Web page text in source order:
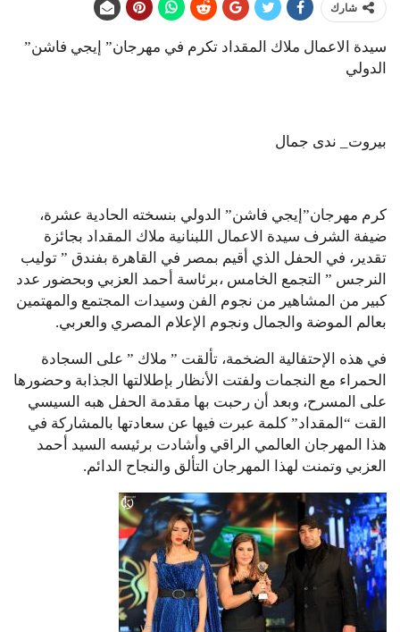
شارك
سيدة الاعمال ملاك المقداد تكرم في مهرجان” إيجي فاشن”
الدولي
بيروت_ ندى جمال
كرم مهرجان”إيجي فاشن” الدولي بنسخته الحادية عشرة،
ضيفة الشرف سيدة الاعمال اللبنانية ملاك المقداد بجائزة
تقدير، في الحفل الذي أقيم بمصر في القاهرة بفندق ” توليب
النرجس ” التجمع الخامس ،برئاسة أحمد العزبي وبحضور عدد
كبير من المشاهير من نجوم الفن وسيدات المجتمع والمهتمين
بعالم الموضة والجمال ونجوم الإعلام المصري والعربي.
في هذه الإحتفالية الضخمة، تألقت ” ملاك ” على السجادة
الحمراء مع النجمات ولفتت الأنظار بإطلالتها الجذابة وحضورها
على المسرح، وبعد أن رحبت بها مقدمة الحفل هبه السيسي
القت “المقداد” كلمة عبرت فيها عن سعادتها بالمشاركة في
هذا المهرجان العالمي الراقي وأشادت برئيسه السيد أحمد
العزبي وتمنت لهذا المهرجان التألق والنجاح الدائم.